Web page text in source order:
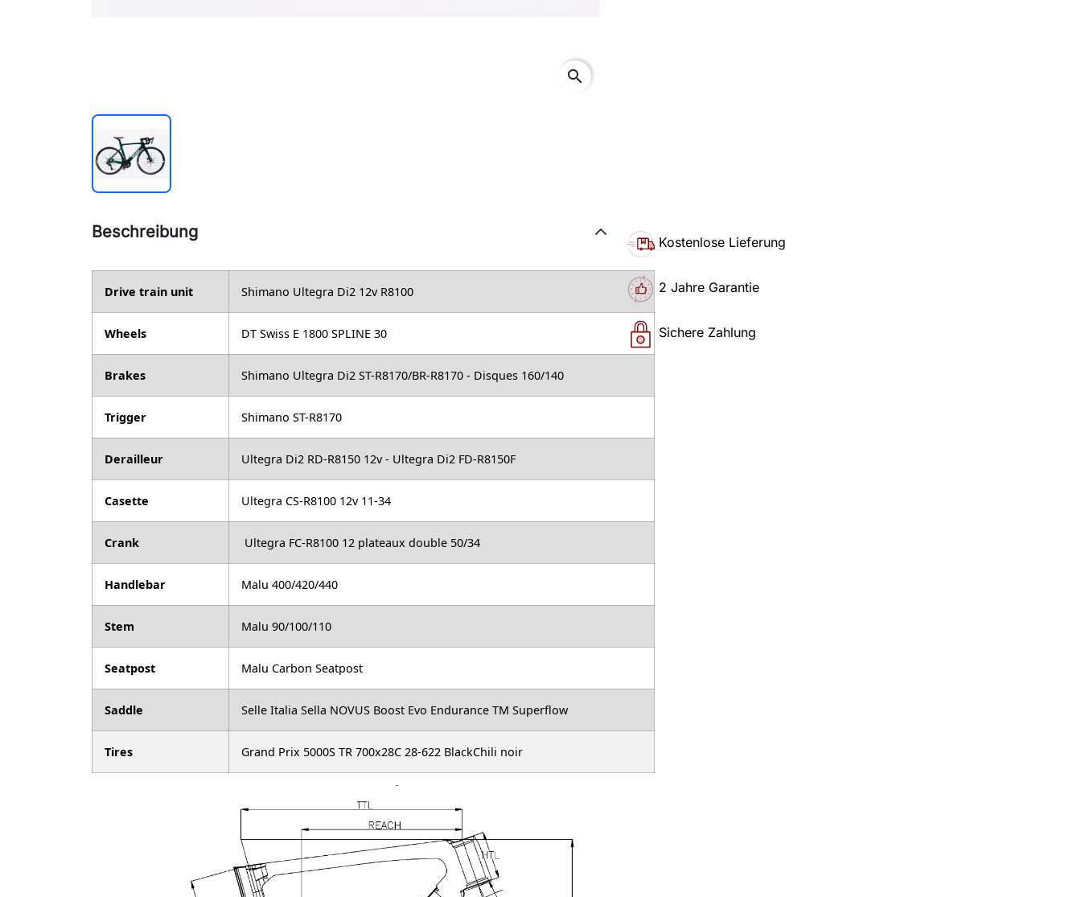
search
Kostenlose Lieferung
2 Jahre Garantie
Sichere Zahlung
Beschreibung
Drive train unit Shimano Ultegra Di2 12v R8100
Wheels DT Swiss E 1800 SPLINE 30
Brakes Shimano Ultegra Di2 ST-R8170/BR-R8170 - Disques 160/140
Trigger Shimano ST-R8170
Derailleur Ultegra Di2 RD-R8150 12v - Ultegra Di2 FD-R8150F
Casette Ultegra CS-R8100 12v 11-34
Crank Ultegra FC-R8100 12 plateaux double 50/34
Handlebar Malu 400/420/440
Stem Malu 90/100/110
Seatpost Malu Carbon Seatpost
Saddle Selle Italia Sella NOVUS Boost Evo Endurance TM Superflow
Tires Grand Prix 5000S TR 700x28C 28-622 BlackChili noir